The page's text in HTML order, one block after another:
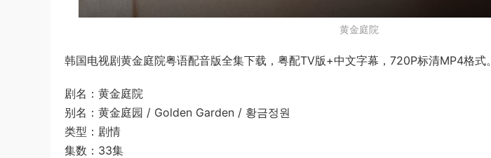
黄金庭院
韩国电视剧黄金庭院粤语配音版全集下载，粤配TV版+中文字幕，720P标清MP4格式。
剧名：黄金庭院
别名：黄金庭园 / Golden Garden / 황금정원
类型：剧情
集数：33集